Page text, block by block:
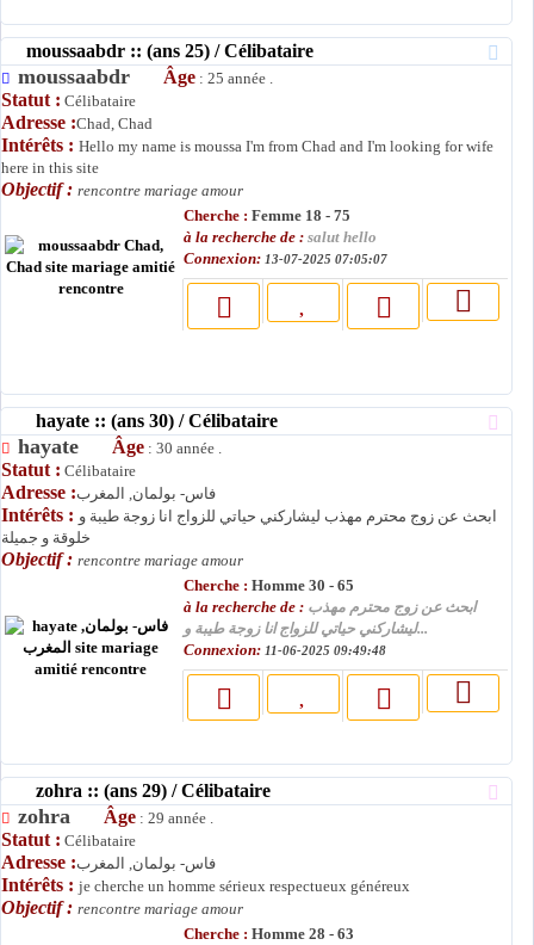
moussaabdr :: (ans 25) / Célibataire
moussaabdr Âge : 25 année .
Statut : Célibataire
Adresse :Chad, Chad
Intérêts : Hello my name is moussa I'm from Chad and I'm looking for wife
here in this site
Objectif : rencontre mariage amour
Cherche : Femme 18 - 75
à la recherche de : salut hello
Connexion: 13-07-2025 07:05:07
hayate :: (ans 30) / Célibataire
hayate Âge : 30 année .
Statut : Célibataire
Adresse :فاس- بولمان, المغرب
Intérêts : ابحث عن زوج محترم مهذب ليشاركني حياتي للزواج انا زوجة طيبة و
خلوقة و جميلة
Objectif : rencontre mariage amour
Cherche : Homme 30 - 65
à la recherche de : ابحث عن زوج محترم مهذب
ليشاركني حياتي للزواج انا زوجة طيبة و...
Connexion: 11-06-2025 09:49:48
zohra :: (ans 29) / Célibataire
zohra Âge : 29 année .
Statut : Célibataire
Adresse :فاس- بولمان, المغرب
Intérêts : je cherche un homme sérieux respectueux généreux
Objectif : rencontre mariage amour
Cherche : Homme 28 - 63